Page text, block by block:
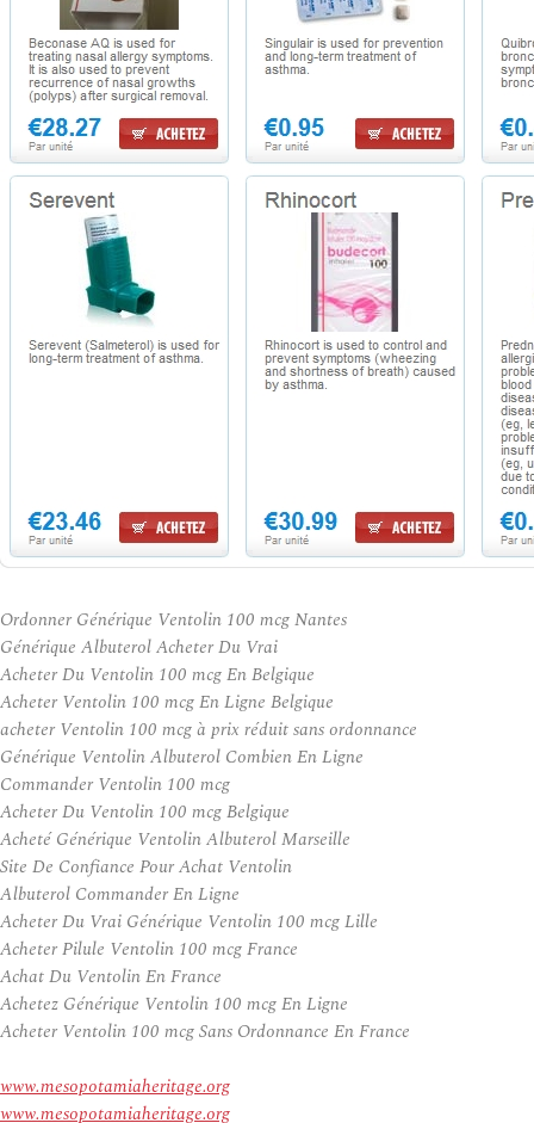
Ordonner Générique Ventolin 100 mcg Nantes
Générique Albuterol Acheter Du Vrai
Acheter Du Ventolin 100 mcg En Belgique
Acheter Ventolin 100 mcg En Ligne Belgique
acheter Ventolin 100 mcg à prix réduit sans ordonnance
Générique Ventolin Albuterol Combien En Ligne
Commander Ventolin 100 mcg
Acheter Du Ventolin 100 mcg Belgique
Acheté Générique Ventolin Albuterol Marseille
Site De Confiance Pour Achat Ventolin
Albuterol Commander En Ligne
Acheter Du Vrai Générique Ventolin 100 mcg Lille
Acheter Pilule Ventolin 100 mcg France
Achat Du Ventolin En France
Achetez Générique Ventolin 100 mcg En Ligne
Acheter Ventolin 100 mcg Sans Ordonnance En France
www.mesopotamiaheritage.org
www.mesopotamiaheritage.org